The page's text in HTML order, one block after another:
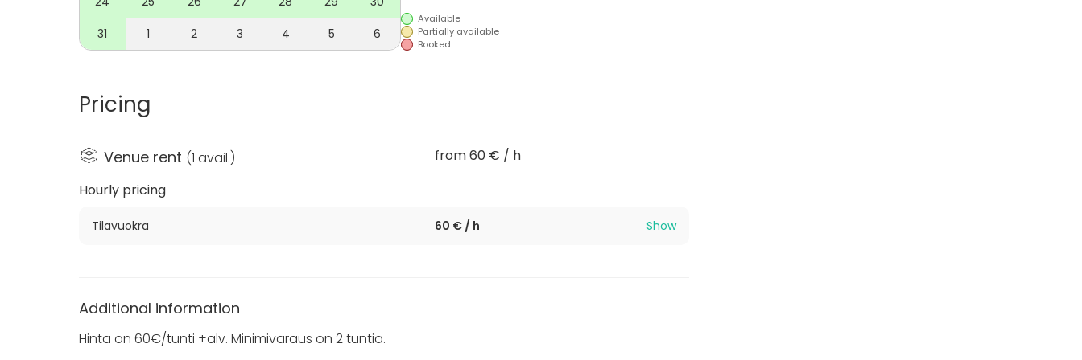
31
1 2 3 4 5 6
Available
Partially available
Booked
Pricing
Venue rent (1 avail.)
from 60 € / h
Hourly pricing
Tilavuokra 60 € / h Show
Additional information
Hinta on 60€/tunti +alv. Minimivaraus on 2 tuntia.